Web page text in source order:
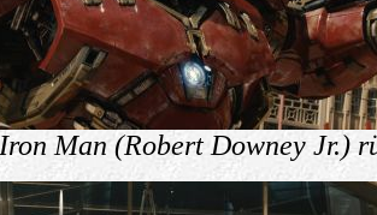
Iron Man (Robert Downey Jr.)